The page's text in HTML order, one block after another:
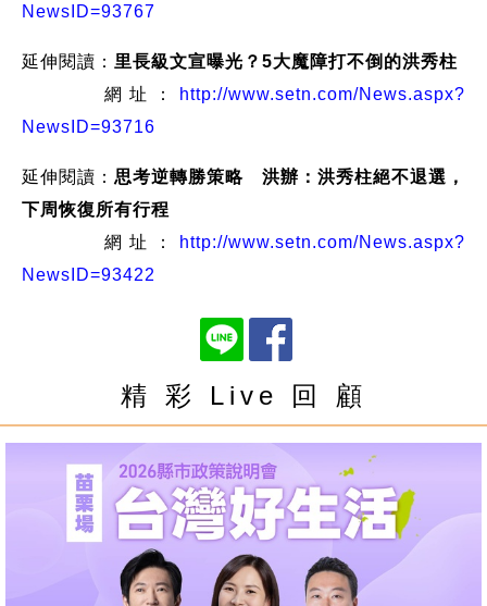
NewsID=93767
延伸閱讀： 里長級文宣曝光？5大魔障打不倒的洪秀柱
網址：
http://www.setn.com/News.aspx?
NewsID=93716
延伸閱讀： 思考逆轉勝策略 洪辦：洪秀柱絕不退選，
下周恢復所有行程
網址：
http://www.setn.com/News.aspx?
NewsID=93422
精 彩 Live 回 顧